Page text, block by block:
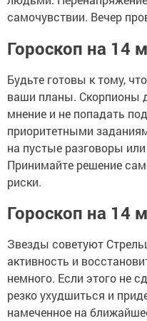
самочувствии. Вечер
Гороскоп на 14
Будьте готовы к тому,
ваши планы. Скорпионы
мнение и не попадать
приоритетными
на пустые разговоры
Принимайте решение
риски.
Гороскоп на 14
Звезды советуют
активность и
немного. Если этого не
резко ухудшиться и
намеченное на